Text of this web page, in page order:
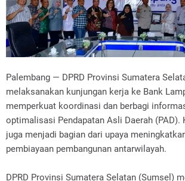
Palembang — DPRD Provinsi Sumatera
melaksanakan kunjungan kerja ke Bank
memperkuat koordinasi dan berbagi
optimalisasi Pendapatan Asli Daerah (PAD).
juga menjadi bagian dari upaya
pembiayaan pembangunan antarwilayah.
DPRD Provinsi Sumatera Selatan (Sumsel)